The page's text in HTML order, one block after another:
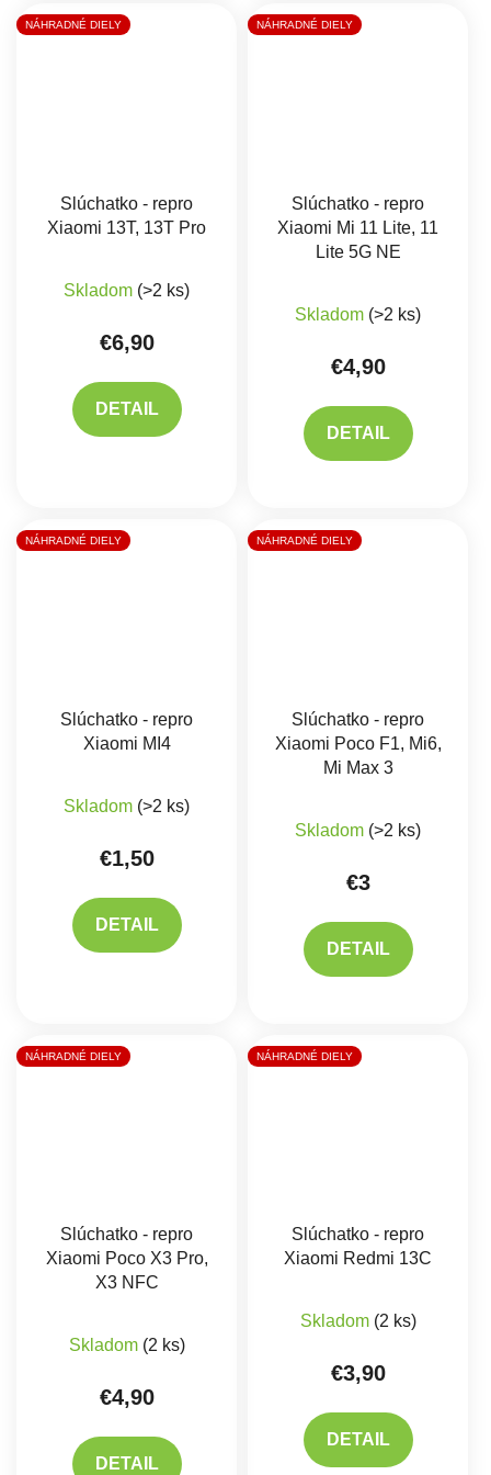
NÁHRADNÉ DIELY
Slúchatko - repro
Xiaomi 13T, 13T Pro
Skladom (>2 ks)
€6,90
DETAIL
NÁHRADNÉ DIELY
Slúchatko - repro
Xiaomi Mi 11 Lite, 11
Lite 5G NE
Skladom (>2 ks)
€4,90
DETAIL
NÁHRADNÉ DIELY
Slúchatko - repro
Xiaomi MI4
Skladom (>2 ks)
€1,50
DETAIL
NÁHRADNÉ DIELY
Slúchatko - repro
Xiaomi Poco F1, Mi6,
Mi Max 3
Skladom (>2 ks)
€3
DETAIL
NÁHRADNÉ DIELY
Slúchatko - repro
Xiaomi Poco X3 Pro,
X3 NFC
Priemerné hodnotenie produktu je 5,0 z 5
Skladom (2 ks)
€4,90
DETAIL
NÁHRADNÉ DIELY
Slúchatko - repro
Xiaomi Redmi 13C
Skladom (2 ks)
€3,90
DETAIL